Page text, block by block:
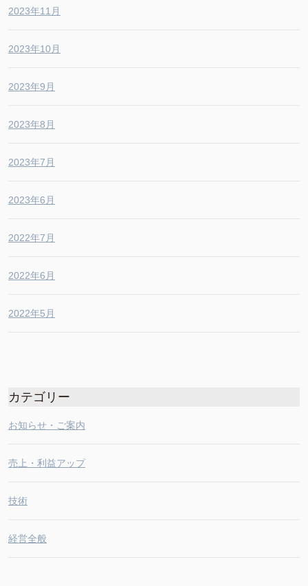
2023年11月
2023年10月
2023年9月
2023年8月
2023年7月
2023年6月
2022年7月
2022年6月
2022年5月
カテゴリー
お知らせ・ご案内
売上・利益アップ
技術
経営全般